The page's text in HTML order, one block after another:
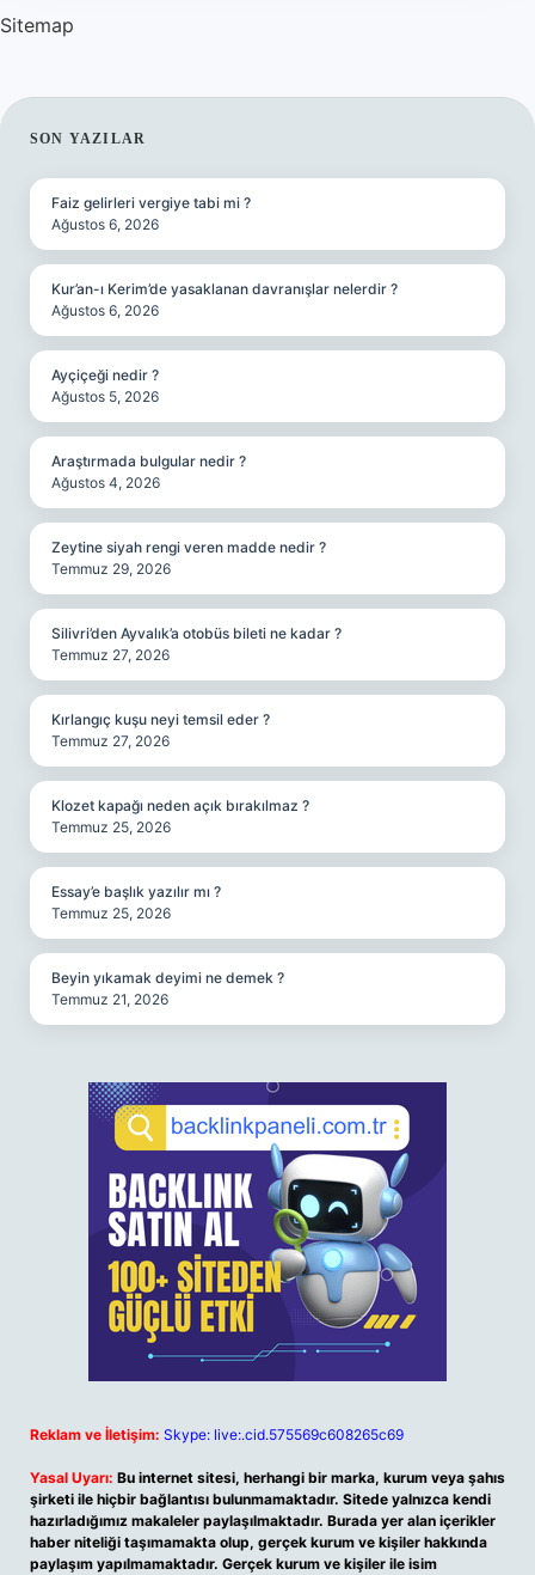
Sitemap
SIDEBAR
SON YAZILAR
Faiz gelirleri vergiye tabi mi ?
Ağustos 6, 2026
Kur’an-ı Kerim’de yasaklanan davranışlar nelerdir ?
Ağustos 6, 2026
Ayçiçeği nedir ?
Ağustos 5, 2026
Araştırmada bulgular nedir ?
Ağustos 4, 2026
Zeytine siyah rengi veren madde nedir ?
Temmuz 29, 2026
Silivri’den Ayvalık’a otobüs bileti ne kadar ?
Temmuz 27, 2026
Kırlangıç kuşu neyi temsil eder ?
Temmuz 27, 2026
Klozet kapağı neden açık bırakılmaz ?
Temmuz 25, 2026
Essay’e başlık yazılır mı ?
Temmuz 25, 2026
Beyin yıkamak deyimi ne demek ?
Temmuz 21, 2026
Reklam ve İletişim: Skype: live:.cid.575569c608265c69
Yasal Uyarı: Bu internet sitesi, herhangi bir marka, kurum veya şahıs
şirketi ile hiçbir bağlantısı bulunmamaktadır. Sitede yalnızca kendi
hazırladığımız makaleler paylaşılmaktadır. Burada yer alan içerikler
haber niteliği taşımamakta olup, gerçek kurum ve kişiler hakkında
paylaşım yapılmamaktadır. Gerçek kurum ve kişiler ile isim